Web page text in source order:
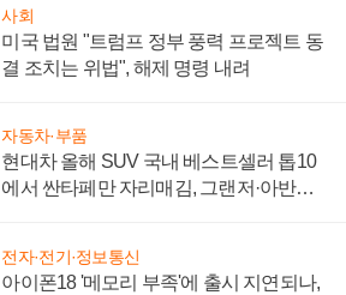
사회
미국 법원 "트럼프 정부 풍력 프로젝트 동
결 조치는 위법", 해제 명령 내려
자동차·부품
현대차 올해 SUV 국내 베스트셀러 톱10
에서 싼타페만 자리매김, 그랜저·아반떼
전자·전기·정보통신
아이폰18 '메모리 부족'에 출시 지연되나,